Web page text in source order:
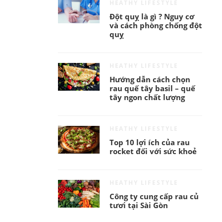
Đột quỵ là gì ? Nguy cơ
và cách phòng chống đột
quỵ
Hướng dẫn cách chọn
rau quế tây basil – quế
tây ngon chất lượng
Top 10 lợi ích của rau
rocket đối với sức khoẻ
Công ty cung cấp rau củ
tươi tại Sài Gòn